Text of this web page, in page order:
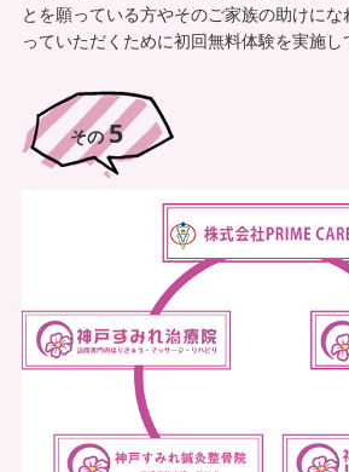
とを願っている方やそのご家族の助けに
っていただくために初回無料体験を実施し
その5
介護保険の枠がいっぱい
で訪問鍼灸リハビリマッサ
明石居宅介護事業所 ケアマネー
ご感想
私はある要介護の利用者様を担当し
方は脳梗塞後遺症の片麻痺があり外
は杖歩行という状態の方で転倒リス
た。自宅でのリハビリを利用したい
を利用しており点数が足りない状態